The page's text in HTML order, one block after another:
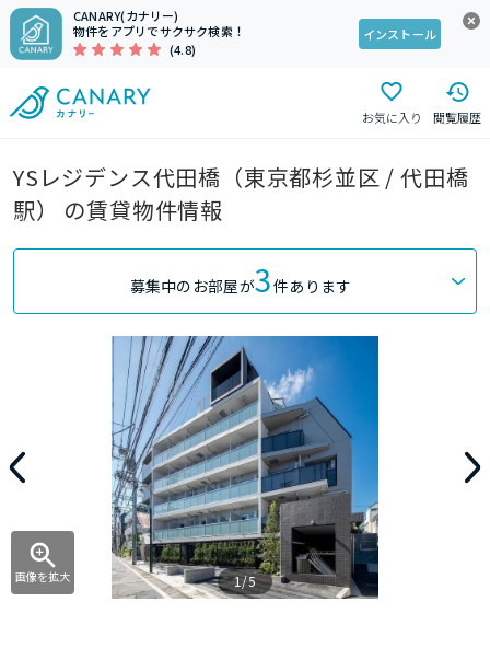
CANARY(カナリー)
物件をアプリでサクサク検索！
(4.8)
インストール
お気に入り 閲覧履歴
YSレジデンス代田橋（東京都杉並区 / 代田橋
駅） の賃貸物件情報
募集中のお部屋が3件あります
画像を拡大 1/5